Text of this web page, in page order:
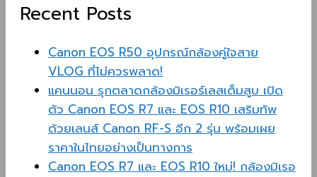
Recent Posts
Canon EOS R50 อุปกรณ์กล้องคู่ใจสาย
VLOG ที่ไม่ควรพลาด!
แคนนอน รุกตลาดกล้องมิเรอร์เลสเต็มสูบ เปิด
ตัว Canon EOS R7 และ EOS R10 เสริมทัพ
ด้วยเลนส์ Canon RF-S อีก 2 รุ่น พร้อมเผย
ราคาในไทยอย่างเป็นทางการ
Canon EOS R7 และ EOS R10 ใหม่! กล้องมิเรอ